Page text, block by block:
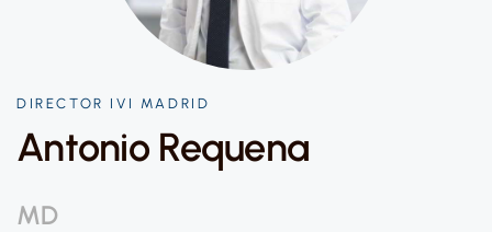
DIRECTOR IVI MADRID
Antonio Requena
MD